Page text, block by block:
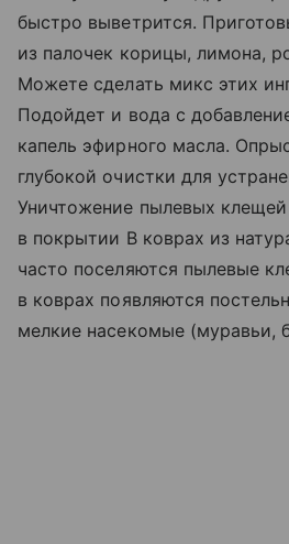
быстро выветрится.
из палочек корицы, лимона,
Можете сделать микс этих
Подойдет и вода с
капель эфирного масла.
глубокой очистки для
Уничтожение пылевых
в покрытии В коврах из
часто поселяются пылевые
в коврах появляются
мелкие насекомые (муравьи,